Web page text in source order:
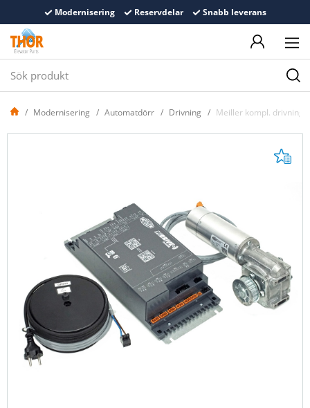
Modernisering Reservdelar Snabb leverans
Modernisering Automatdörr Drivning Meiller kompl. drivning